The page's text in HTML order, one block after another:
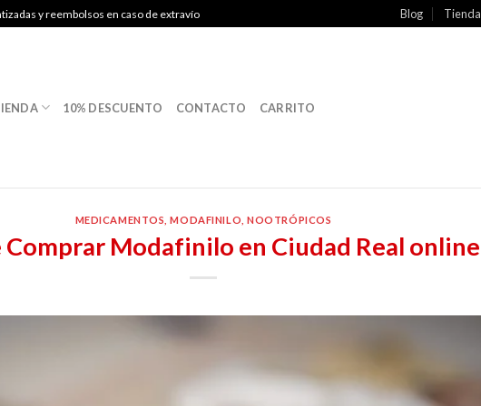
y reembolsos en caso de extravío Blog Tienda
10% DESCUENTO CONTACTO CARRITO
MEDICAMENTOS ,MODAFINILO ,NOOTRÓPICOS
Comprar Modafinilo en Ciudad Real online